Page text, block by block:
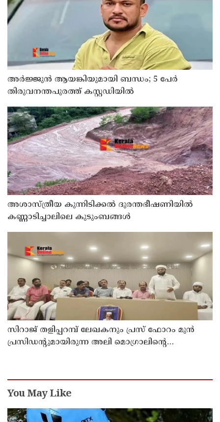
അർജ്ജുൻ ആയങ്കിയുമായി ബന്ധം; 5 പേർ
തിരുവനന്തപുരത്ത് കസ്റ്റഡിയിൽ
അശാസ്ത്രീയ കുന്നിടിക്കൽ ദുരന്തഭീഷണിയിൽ
കണ്ണാടിച്ചാലിലെ കുടുംബങ്ങൾ
സിറാജ് തളിപ്പറമ്പ് ലേഖകനും പ്രസ് ഫോറം മുൻ
പ്രസിഡൻ്റുമായിരുന്ന അലി മൊഗ്രാലിൻ്റെ
You May Like